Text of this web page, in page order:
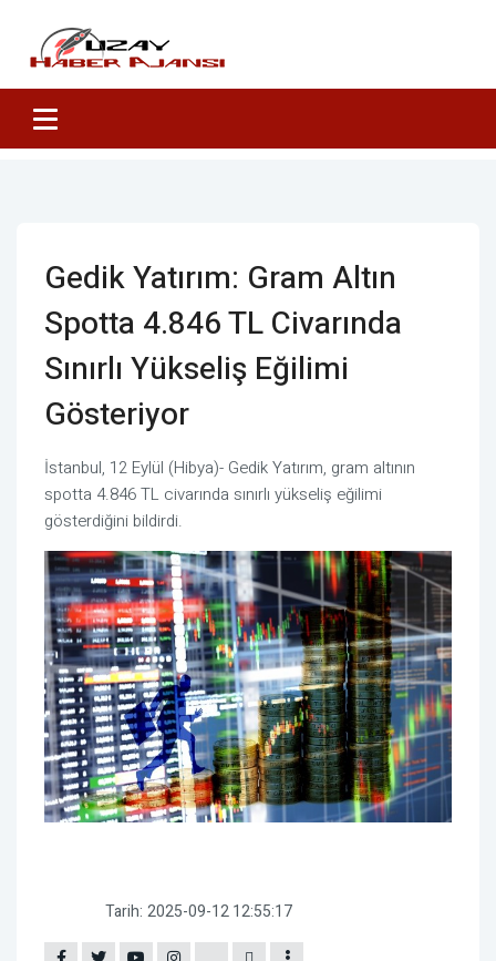
Gedik Yatırım: Gram Altın
Spotta 4.846 TL Civarında
Sınırlı Yükseliş Eğilimi
Gösteriyor
İstanbul, 12 Eylül (Hibya)- Gedik Yatırım, gram altının
spotta 4.846 TL civarında sınırlı yükseliş eğilimi
gösterdiğini bildirdi.
Tarih: 2025-09-12 12:55:17